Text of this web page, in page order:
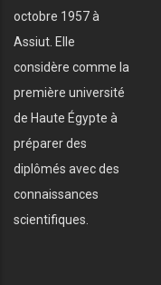
octobre 1957 à
Assiut. Elle
considère comme la
première université
de Haute Égypte à
préparer des
diplômés avec des
connaissances
scientifiques.